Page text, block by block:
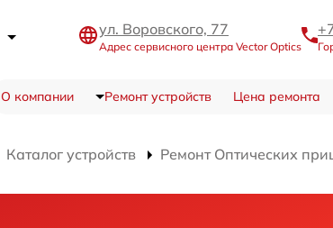
ул. Воровского, 77
Адрес сервисного центра Vector Optics
О компании Ремонт устройств Цена ремонта
Каталог устройств Ремонт Оптических